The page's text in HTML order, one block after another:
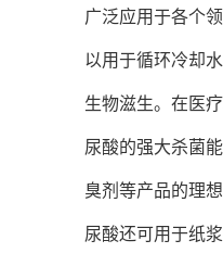
广泛应用于各个
以用于循环冷却
生物滋生。在医
尿酸的强大杀菌
臭剂等产品的理
尿酸还可用于纸